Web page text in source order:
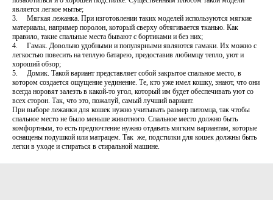
является легкое мытье;
3. Мягкая лежанка. При изготовлении таких моделей используются мягкие
материалы, например поролон, который сверху обтягивается тканью. Как
правило, такие спальные места бывают с бортиками и без них;
4. Гамак. Довольно удобными и популярными являются гамаки. Их можно с
легкостью повесить на теплую батарею, предоставив любимцу тепло, уют и
хороший обзор;
5. Домик. Такой вариант представляет собой закрытое спальное место, в
котором создается ощущение уединение. Те, кто уже имел кошку, знают, что они
всегда норовят залезть в какой-то угол, который им будет обеспечивать уют со
всех сторон. Так, что это, пожалуй, самый лучший вариант.
При выборе лежанки для кошек нужно учитывать размер питомца, так чтобы
спальное место не было меньше животного. Спальное место должно быть
комфортным, то есть предпочтение нужно отдавать мягким вариантам, которые
оснащены подушкой или матрацем. Так же, подстилки для кошек должны быть
легки в уходе и стираться в стиральной машине.